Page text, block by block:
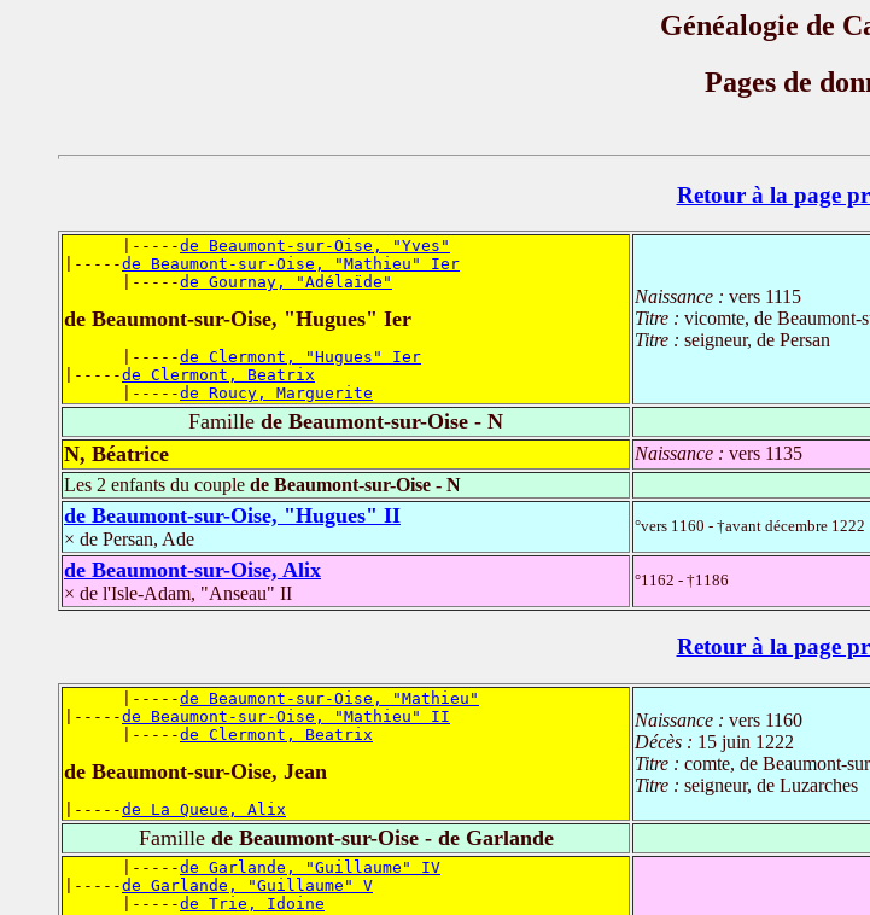
Généalogie de
Pages de
Retour à la page
      |-----
de Beaumont-sur-Oise, "Yves"
|-----de Beaumont-sur-Oise, "Mathieu" Ier
      |-----
de Gournay, "Adélaïde"
de Beaumont-sur-Oise, "Hugues" Ier
      |-----
de Clermont, "Hugues" Ier
|-----de Clermont, Beatrix
      |-----
de Roucy, Marguerite
Naissance : vers 1115
Titre : vicomte, de Beaumont-
Titre : seigneur, de Persan
Famille de Beaumont-sur-Oise - N
N, Béatrice
Naissance : vers 1135
Les 2 enfants du couple de Beaumont-sur-Oise - N
de Beaumont-sur-Oise, "Hugues" II
× de Persan, Ade
°vers 1160 - †avant décembre 1222
de Beaumont-sur-Oise, Alix
× de l'Isle-Adam, "Anseau" II
°1162 - †1186
Retour à la page
      |-----
de Beaumont-sur-Oise, "Mathieu"
|-----de Beaumont-sur-Oise, "Mathieu" II
      |-----
de Clermont, Beatrix
de Beaumont-sur-Oise, Jean
|-----de La Queue, Alix
Naissance : vers 1160
Décès : 15 juin 1222
Titre : comte, de Beaumont-
Titre : seigneur, de Luzarches
Famillede Beaumont-sur-Oise - de Garlande
      |-----
de Garlande, "Guillaume" IV
|-----de Garlande, "Guillaume" V
      |-----
de Trie, Idoine